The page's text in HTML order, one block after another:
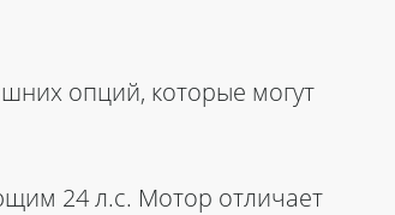
опций, которые могут
24 л.с. Мотор отличает